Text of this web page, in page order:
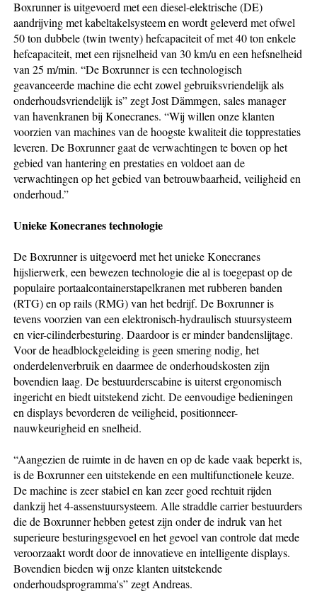
Boxrunner is uitgevoerd met een diesel-elektrische (DE)
aandrijving met kabeltakelsysteem en wordt geleverd met ofwel
50 ton dubbele (twin twenty) hefcapaciteit of met 40 ton enkele
hefcapaciteit, met een rijsnelheid van 30 km/u en een hefsnelheid
van 25 m/min. “De Boxrunner is een technologisch
geavanceerde machine die echt zowel gebruiksvriendelijk als
onderhoudsvriendelijk is” zegt Jost Dämmgen, sales manager
van havenkranen bij Konecranes. “Wij willen onze klanten
voorzien van machines van de hoogste kwaliteit die topprestaties
leveren. De Boxrunner gaat de verwachtingen te boven op het
gebied van hantering en prestaties en voldoet aan de
verwachtingen op het gebied van betrouwbaarheid, veiligheid en
onderhoud.”
Unieke Konecranes technologie
De Boxrunner is uitgevoerd met het unieke Konecranes
hijslierwerk, een bewezen technologie die al is toegepast op de
populaire portaalcontainerstapelkranen met rubberen banden
(RTG) en op rails (RMG) van het bedrijf. De Boxrunner is
tevens voorzien van een elektronisch-hydraulisch stuursysteem
en vier-cilinderbesturing. Daardoor is er minder bandenslijtage.
Voor de headblockgeleiding is geen smering nodig, het
onderdelenverbruik en daarmee de onderhoudskosten zijn
bovendien laag. De bestuurderscabine is uiterst ergonomisch
ingericht en biedt uitstekend zicht. De eenvoudige bedieningen
en displays bevorderen de veiligheid, positionneer-
nauwkeurigheid en snelheid.
“Aangezien de ruimte in de haven en op de kade vaak beperkt is,
is de Boxrunner een uitstekende en een multifunctionele keuze.
De machine is zeer stabiel en kan zeer goed rechtuit rijden
dankzij het 4-assenstuursysteem. Alle straddle carrier bestuurders
die de Boxrunner hebben getest zijn onder de indruk van het
superieure besturingsgevoel en het gevoel van controle dat mede
veroorzaakt wordt door de innovatieve en intelligente displays.
Bovendien bieden wij onze klanten uitstekende
onderhoudsprogramma's” zegt Andreas.